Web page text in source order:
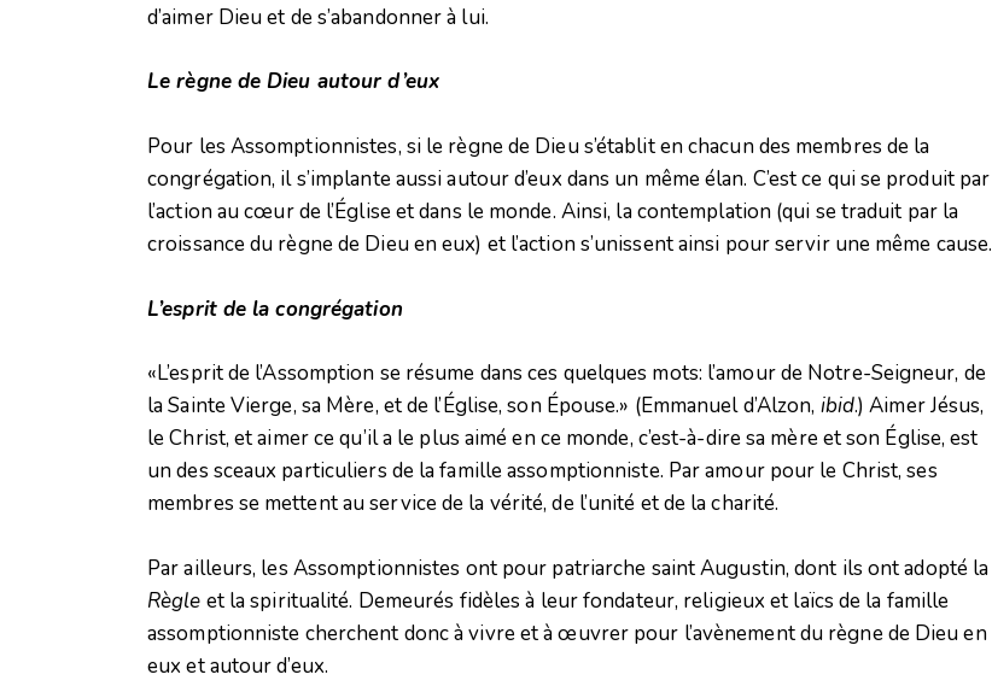
d’aimer Dieu et de s’abandonner à lui.
Le règne de Dieu autour d’eux
Pour les Assomptionnistes, si le règne de Dieu s’établit en chacun des membres de la
congrégation, il s’implante aussi autour d’eux dans un même élan. C’est ce qui se produit par
l’action au cœur de l’Église et dans le monde. Ainsi, la contemplation (qui se traduit par la
croissance du règne de Dieu en eux) et l’action s’unissent ainsi pour servir une même cause.
L’esprit de la congrégation
«L’esprit de l’Assomption se résume dans ces quelques mots: l’amour de Notre-Seigneur, de
la Sainte Vierge, sa Mère, et de l’Église, son Épouse.» (Emmanuel d’Alzon, ibid.) Aimer Jésus,
le Christ, et aimer ce qu’il a le plus aimé en ce monde, c’est-à-dire sa mère et son Église, est
un des sceaux particuliers de la famille assomptionniste. Par amour pour le Christ, ses
membres se mettent au service de la vérité, de l’unité et de la charité.
Par ailleurs, les Assomptionnistes ont pour patriarche saint Augustin, dont ils ont adopté la
Règle et la spiritualité. Demeurés fidèles à leur fondateur, religieux et laïcs de la famille
assomptionniste cherchent donc à vivre et à œuvrer pour l’avènement du règne de Dieu en
eux et autour d’eux.